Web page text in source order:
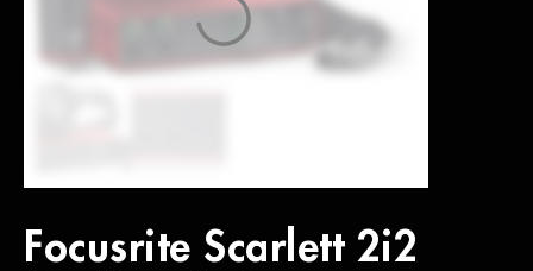
Focusrite Scarlett 2i2